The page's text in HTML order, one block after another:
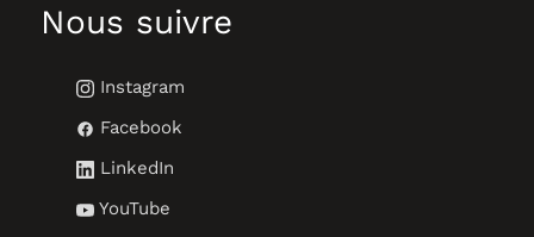
Nous suivre
Instagram
Facebook
LinkedIn
YouTube